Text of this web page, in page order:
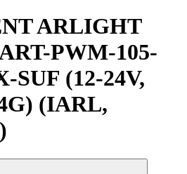
ARLIGHT
PWM-105-
SUF (12-24V,
(IARL,